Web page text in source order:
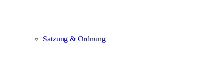
Satzung & Ordnung